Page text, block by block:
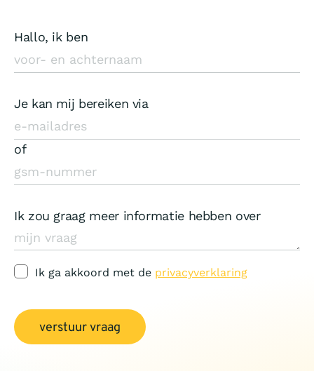
Hallo, ik ben
Je kan mij bereiken via
of
Ik zou graag meer informatie hebben over
Ik ga akkoord met de privacyverklaring
verstuur vraag